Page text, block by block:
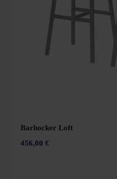
Barhocker Loft
456,00 €